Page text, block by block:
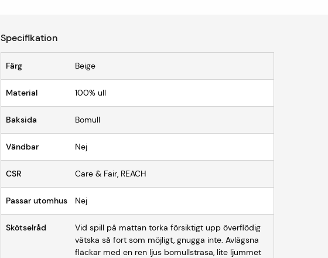
Specifikation
Färg Beige
Material 100% ull
Baksida Bomull
Vändbar Nej
CSR Care & Fair, REACH
Passar utomhus Nej
Skötselråd
Vid spill på mattan torka försiktigt upp överflödig
vätska så fort som möjligt, gnugga inte. Avlägsna
fläckar med en ren ljus bomullstrasa, lite ljummet